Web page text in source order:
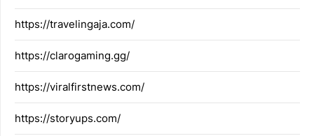
https://travelingaja.com/
https://clarogaming.gg/
https://viralfirstnews.com/
https://storyups.com/